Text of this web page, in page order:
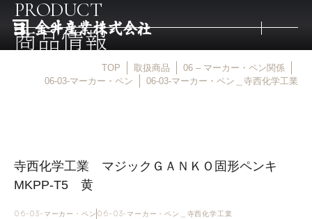
トップ
取扱メーカー
金井産業の強み
PRODUCT
商品情報
TOP 取扱商品
06 – マーカー・ペン関係
06-03-マーカー・ペン
06-03-マーカー・ペン＿寺西化学工業
寺西化学工業 マジックＧＡＮＫＯ固形ペンキ
MKPP-T5 黄
06-03-マーカー・ペン 06-03-マーカー・ペン＿寺西化学工業